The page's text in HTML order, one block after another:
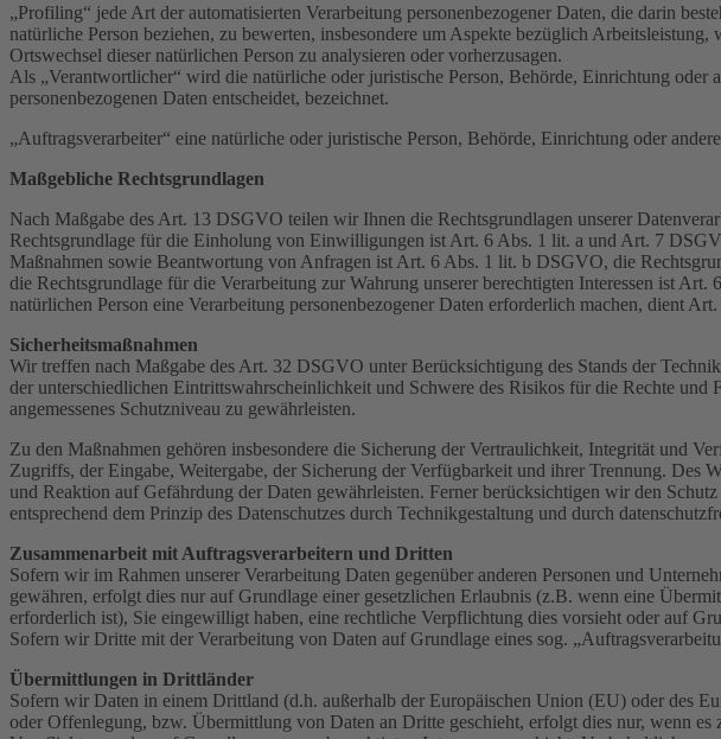
„Profiling“ jede Art der automatisierten Verarbeitung personenbezogener Daten, die darin
natürliche Person beziehen, zu bewerten, insbesondere um Aspekte bezüglich
Ortswechsel dieser natürlichen Person zu analysieren oder vorherzusagen.
Als „Verantwortlicher“ wird die natürliche oder juristische Person, Behörde, Einrichtung
personenbezogenen Daten entscheidet, bezeichnet.
„Auftragsverarbeiter“ eine natürliche oder juristische Person, Behörde, Einrichtung oder
Maßgebliche Rechtsgrundlagen
Nach Maßgabe des Art. 13 DSGVO teilen wir Ihnen die Rechtsgrundlagen unserer
Rechtsgrundlage für die Einholung von Einwilligungen ist Art. 6 Abs. 1 lit. a und Art. 7
Maßnahmen sowie Beantwortung von Anfragen ist Art. 6 Abs. 1 lit. b DSGVO, die
die Rechtsgrundlage für die Verarbeitung zur Wahrung unserer berechtigten Interessen ist
natürlichen Person eine Verarbeitung personenbezogener Daten erforderlich machen, dient
Sicherheitsmaßnahmen
Wir treffen nach Maßgabe des Art. 32 DSGVO unter Berücksichtigung des Stands der
der unterschiedlichen Eintrittswahrscheinlichkeit und Schwere des Risikos für die Rechte
angemessenes Schutzniveau zu gewährleisten.
Zu den Maßnahmen gehören insbesondere die Sicherung der Vertraulichkeit, Integrität und
Zugriffs, der Eingabe, Weitergabe, der Sicherung der Verfügbarkeit und ihrer Trennung. Des
und Reaktion auf Gefährdung der Daten gewährleisten. Ferner berücksichtigen wir den
entsprechend dem Prinzip des Datenschutzes durch Technikgestaltung und durch
Zusammenarbeit mit Auftragsverarbeitern und Dritten
Sofern wir im Rahmen unserer Verarbeitung Daten gegenüber anderen Personen und
gewähren, erfolgt dies nur auf Grundlage einer gesetzlichen Erlaubnis (z.B. wenn eine
erforderlich ist), Sie eingewilligt haben, eine rechtliche Verpflichtung dies vorsieht oder auf
Sofern wir Dritte mit der Verarbeitung von Daten auf Grundlage eines sog.
Übermittlungen in Drittländer
Sofern wir Daten in einem Drittland (d.h. außerhalb der Europäischen Union (EU) oder des
oder Offenlegung, bzw. Übermittlung von Daten an Dritte geschieht, erfolgt dies nur, wenn